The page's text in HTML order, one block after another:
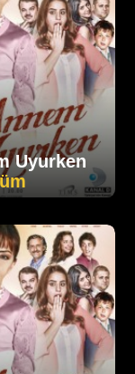
Uyurken